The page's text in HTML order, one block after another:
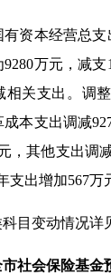
资本经营总支
万元，减
相关支出。调
本支出调减
，其他支出调
支出增加567万
变动情况详见
市社会保险基金